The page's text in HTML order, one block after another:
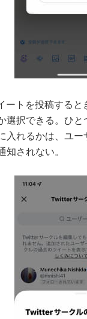
ートを投稿する
選択できる。ひ
入れるかは、ユ
知されない。